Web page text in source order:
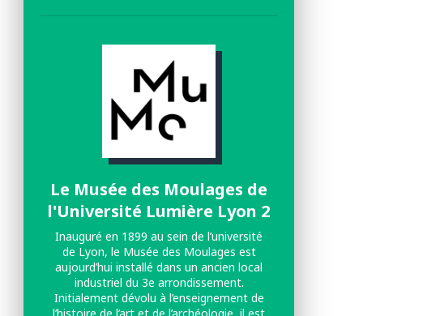
Le Musée des Moulages de
l'Université Lumière Lyon 2
Inauguré en 1899 au sein de l’université
de Lyon, le Musée des Moulages est
aujourd’hui installé dans un ancien local
industriel du 3e arrondissement.
Initialement dévolu à l’enseignement de